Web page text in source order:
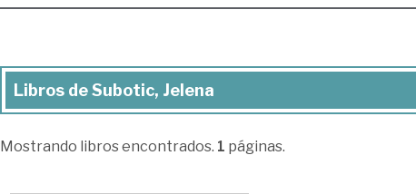
Libros
Subotic,
Libros de Subotic, Jelena
Mostrando libros encontrados. 1 páginas.